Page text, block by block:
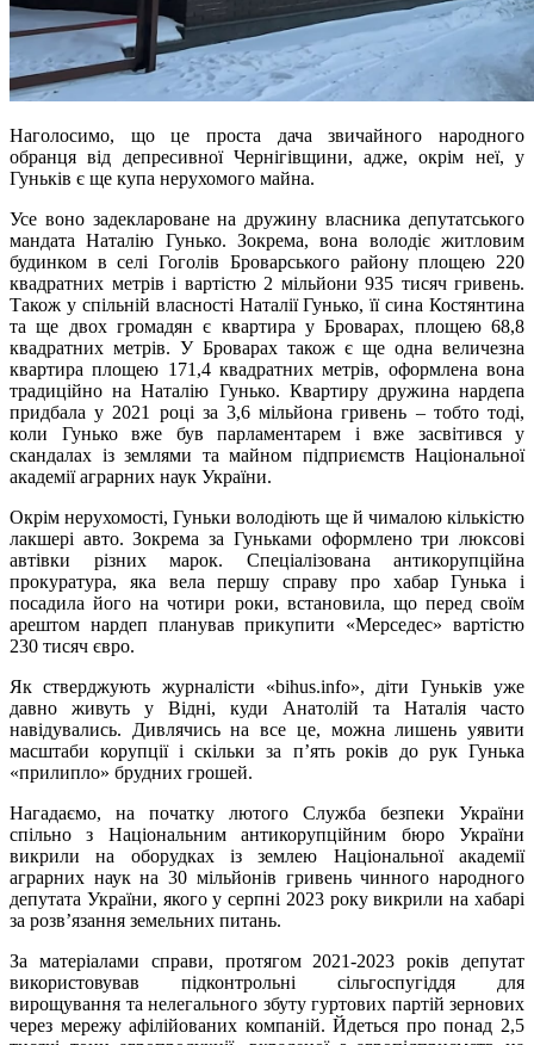
Наголосимо, що це проста дача звичайного народного
обранця від депресивної Чернігівщини, адже, окрім неї, у
Гуньків є ще купа нерухомого майна.
Усе воно задеклароване на дружину власника депутатського
мандата Наталію Гунько. Зокрема, вона володіє житловим
будинком в селі Гоголів Броварського району площею 220
квадратних метрів і вартістю 2 мільйони 935 тисяч гривень.
Також у спільній власності Наталії Гунько, її сина Костянтина
та ще двох громадян є квартира у Броварах, площею 68,8
квадратних метрів. У Броварах також є ще одна величезна
квартира площею 171,4 квадратних метрів, оформлена вона
традиційно на Наталію Гунько. Квартиру дружина нардепа
придбала у 2021 році за 3,6 мільйона гривень – тобто тоді,
коли Гунько вже був парламентарем і вже засвітився у
скандалах із землями та майном підприємств Національної
академії аграрних наук України.
Окрім нерухомості, Гуньки володіють ще й чималою кількістю
лакшері авто. Зокрема за Гуньками оформлено три люксові
автівки різних марок. Спеціалізована антикорупційна
прокуратура, яка вела першу справу про хабар Гунька і
посадила його на чотири роки, встановила, що перед своїм
арештом нардеп планував прикупити «Мерседес» вартістю
230 тисяч євро.
Як стверджують журналісти «bihus.info», діти Гуньків уже
давно живуть у Відні, куди Анатолій та Наталія часто
навідувались. Дивлячись на все це, можна лишень уявити
масштаби корупції і скільки за п’ять років до рук Гунька
«прилипло» брудних грошей.
Нагадаємо, на початку лютого Служба безпеки України
спільно з Національним антикорупційним бюро України
викрили на оборудках із землею Національної академії
аграрних наук на 30 мільйонів гривень чинного народного
депутата України, якого у серпні 2023 року викрили на хабарі
за розв’язання земельних питань.
За матеріалами справи, протягом 2021-2023 років депутат
використовував підконтрольні сільгоспугіддя для
вирощування та нелегального збуту гуртових партій зернових
через мережу афілійованих компаній. Йдеться про понад 2,5